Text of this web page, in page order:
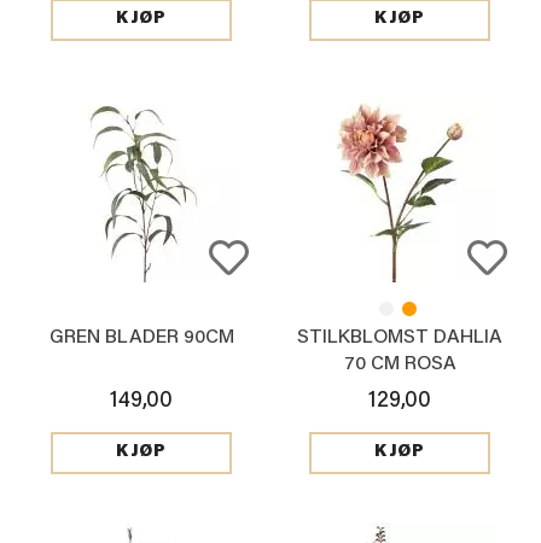
KJØP KJØP
GREN BLADER 90CM
149,00
KJØP
STILKBLOMST DAHLIA
70 CM ROSA
129,00
KJØP